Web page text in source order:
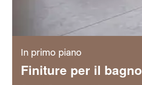
In primo piano
Finiture per il bagno